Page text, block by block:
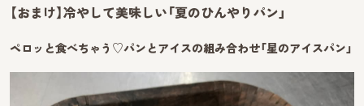
【おまけ】冷やして美味しい「夏のひんやりパン」
ペロッと食べちゃう♡パンとアイスの組み合わせ「星のアイスパン」